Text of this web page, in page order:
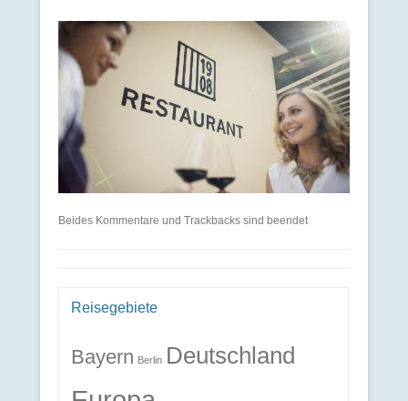
Beides Kommentare und Trackbacks sind beendet
Reisegebiete
Bayern Berlin Deutschland